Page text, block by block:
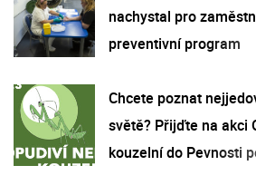
nachystal pro
preventivní program
Chcete poznat
světě? Přijďte na akci
kouzelní do Pevnosti